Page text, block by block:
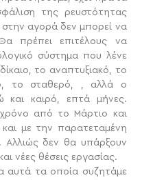
της ρευστότητας
αγορά δεν μπορεί να
Θα πρέπει επιτέλους να
σύστημα που λένε
το αναπτυξιακό, το
το σταθερό, , αλλά ο
και καιρό, επτά μήνες.
από το Μάρτιο και
με την παρατεταμένη
Αλλιώς δεν θα υπάρξουν
νέες θέσεις εργασίας.
αυτά τα οποία συζητάμε